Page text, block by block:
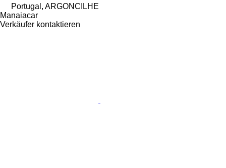
Portugal, ARGONCILHE
Manaiacar
Verkäufer kontaktieren